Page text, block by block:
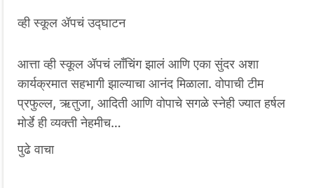
व्‍ही स्कूल ॲपचं उद्घाटन
आत्ता व्‍ही स्कूल ॲपचं लाँचिंग झालं आणि एका सुंदर अशा
कार्यक्रमात सहभागी झाल्याचा आनंद मिळाला. वोपाची टीम
प्रफुल्ल, ऋतुजा, आदिती आणि वोपाचे सगळे स्नेही ज्यात हर्षल
मोर्डे ही व्‍यक्‍ती नेहमीच…
पुढे वाचा